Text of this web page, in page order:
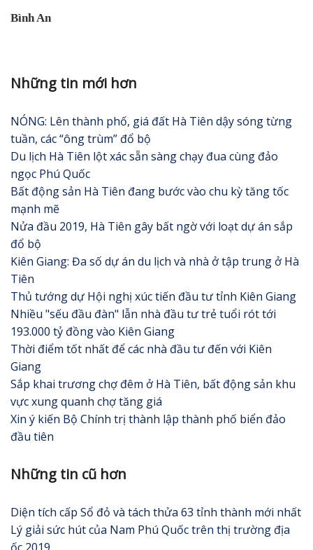
Bình An
Những tin mới hơn
NÓNG: Lên thành phố, giá đất Hà Tiên dậy sóng từng
tuần, các “ông trùm” đổ bộ
Du lịch Hà Tiên lột xác sẵn sàng chạy đua cùng đảo
ngọc Phú Quốc
Bất động sản Hà Tiên đang bước vào chu kỳ tăng tốc
mạnh mẽ
Nửa đầu 2019, Hà Tiên gây bất ngờ với loạt dự án sắp
đổ bộ
Kiên Giang: Đa số dự án du lịch và nhà ở tập trung ở Hà
Tiên
Thủ tướng dự Hội nghị xúc tiến đầu tư tỉnh Kiên Giang
Nhiều "sếu đầu đàn" lẫn nhà đầu tư trẻ tuổi rót tới
193.000 tỷ đồng vào Kiên Giang
Thời điểm tốt nhất để các nhà đầu tư đến với Kiên
Giang
Sắp khai trương chợ đêm ở Hà Tiên, bất động sản khu
vực xung quanh chợ tăng giá
Xin ý kiến Bộ Chính trị thành lập thành phố biển đảo
đầu tiên
Những tin cũ hơn
Diện tích cấp Sổ đỏ và tách thửa 63 tỉnh thành mới nhất
Lý giải sức hút của Nam Phú Quốc trên thị trường địa